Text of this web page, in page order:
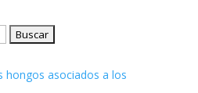
hongos asociados a los